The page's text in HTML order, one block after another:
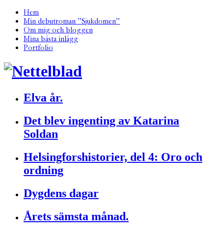
Hem
Min debutroman ”Sjukdomen”
Om mig och bloggen
Mina bästa inlägg
Portfolio
Elva år.
Det blev ingenting av Katarina
Soldan
Helsingforshistorier, del 4: Oro och
ordning
Dygdens dagar
Årets sämsta månad.